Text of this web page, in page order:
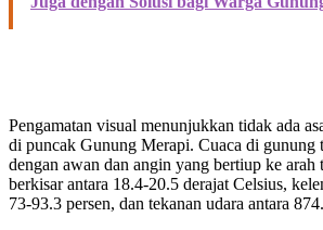
Pengamatan visual menunjukkan tidak ada
di puncak Gunung Merapi. Cuaca di gunung
dengan awan dan angin yang bertiup ke arah
berkisar antara 18.4-20.5 derajat Celsius,
73-93.3 persen, dan tekanan udara antara